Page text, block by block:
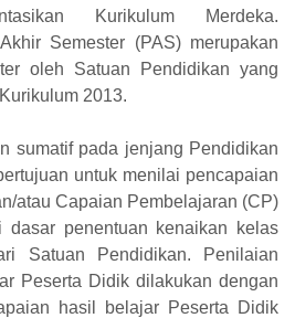
Kurikulum Merdeka.
Semester (PAS) merupakan
oleh Satuan Pendidikan yang
2013.
sumatif pada jenjang Pendidikan
untuk menilai pencapaian
atau Capaian Pembelajaran (CP)
dasar penentuan kenaikan kelas
Satuan Pendidikan. Penilaian
Peserta Didik dilakukan dengan
hasil belajar Peserta Didik